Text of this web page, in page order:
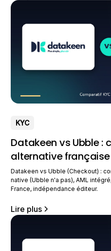
KYC
Datakeen vs Ubble :
alternative française
Datakeen vs Ubble (Checkout) :
native (Ubble n'a pas), AML
France, indépendance éditeur.
Lire plus